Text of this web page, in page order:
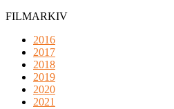
FILMARKIV
2016
2017
2018
2019
2020
2021